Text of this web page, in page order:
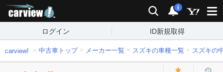
検索 通知
i
ログイン ID新規取得
carview! 中古車トップ メーカー一覧 スズキの車種一覧 スズキの